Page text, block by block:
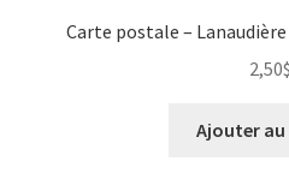
Carte postale –
2,50$
Ajouter